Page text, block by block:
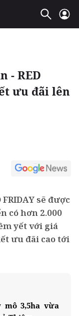
- RED
ưu đãi lên
sẽ được
có hơn 2.000
yết với giá
ưu đãi cao tới
3,5ha vừa